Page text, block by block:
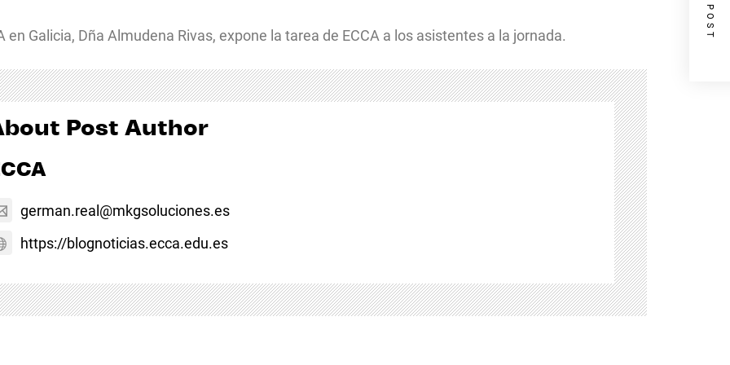
en Galicia, Dña Almudena Rivas, expone la tarea de ECCA a los asistentes a la jornada.
Post Author
german.real@mkgsoluciones.es
https://blognoticias.ecca.edu.es